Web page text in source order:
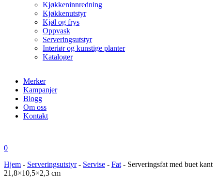
Kjøkkeninnredning
Kjøkkenutstyr
Kjøl og frys
Oppvask
Serveringsutstyr
Interiør og kunstige planter
Kataloger
Merker
Kampanjer
Blogg
Om oss
Kontakt
0
Hjem - Serveringsutstyr- Servise - Fat - Serveringsfat med buet kant
21,8×10,5×2,3 cm